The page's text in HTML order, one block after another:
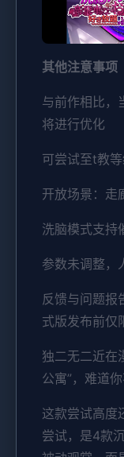
其他注意事项
与前作相比，
将进行优化
可尝试至t教
开放场景：走
洗脑模式支持
参数未调整，
反馈与问题报
式版发布前仅
独二无二近在
公寓”，难道
这款尝试高度
尝试，是4款